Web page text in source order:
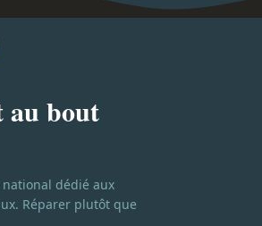
bout
dédié aux
Réparer plutôt que